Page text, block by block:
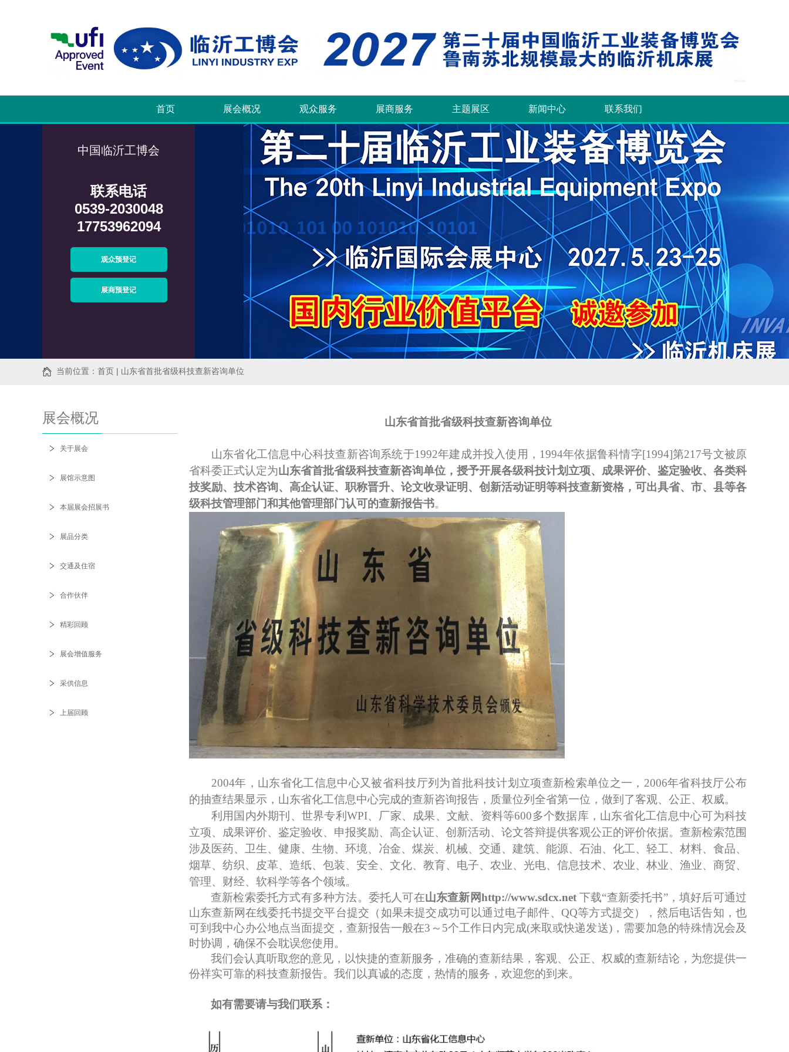
首页 展会概况 观众服务 展商服务 主题展区 新闻中心 联系我们
中国临沂工博会
联系电话
0539-2030048
17753962094
观众预登记
展商预登记
当前位置：首页 | 山东省首批省级科技查新咨询单位
展会概况
关于展会
展馆示意图
本届展会招展书
展品分类
交通及住宿
合作伙伴
精彩回顾
展会增值服务
采供信息
上届回顾
山东省首批省级科技查新咨询单位
山东省化工信息中心科技查新咨询系统于1992年建成并投入使用，1994年依据鲁科情字[1994]第217号文被原
省科委正式认定为山东省首批省级科技查新咨询单位，授予开展各级科技计划立项、成果评价、 鉴定验收、各类科
技奖励、技术咨询、高企认证、职称晋升、论文收录证明、创新活动证明等科技查新资格，可出具省、市、县等各
级科技管理部门和其他管理部门认可的查新报告书。
2004年，山东省化工信息中心又被省科技厅列为首批科技计划立项查新检索单位之一，2006年省科技厅公布
的抽查结果显示，山东省化工信息中心完成的查新咨询报告，质量位列全省第一位，做到了客观、公正、权威。
利用国内外期刊、世界专利 WPI、厂家、成果、文献、资料等600多个数据库，山东省化工信息中心可为科技
立项、成果评价、 鉴定验收、申报奖励、高企认证、创新活动、论文答辩提供客观公正的评价依据。查新检索范围
涉及医药、卫生、 健康、 生物、环境、冶金、煤炭、机械、交通、建筑、能源、石油、化工、轻工、材料、食品、
烟草、纺织、皮革、造纸、包装、安全、 文化、 教育、电子、农业、光电、信息技术、 农业、林业、渔业、商贸、
管理、 财经、 软科学等各个领域。
查新检索委托方式有多种方法。委托人可在山东查新网http://www.sdcx.net 下载“查新委托书”，填好后可通过
山东查新网在线委托书提交平台提交（如果未提交成功可以通过电子邮件、 QQ等方式提交）
，然后电话告知，也
可到我中心办公地点当面提交，查新报告一般在3 ～ 5个工作日 内完成(来取或快递发送)，需要加急的特殊情况会及
时协调，确保不会耽误您使用 。
我们会认真听取您的意见，以快捷的查新服务，准确的查新结果，客观、公正、权威的查新结论，为您提供一
份祥实可靠的科技查新报告。我们以真诚的态度，热情的服务，欢迎您的到来。
如有需要请与我们联系 ：